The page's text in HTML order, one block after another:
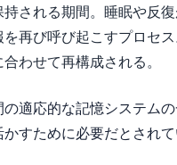
持される期間。睡眠や反
を再び呼び起こすプロセ
わせて再構成される。
適応的な記憶システム
すために必要だとされ